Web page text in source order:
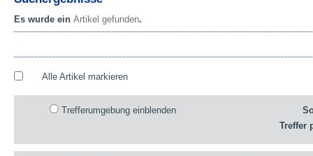
Es wurde ein Artikel gefunden.
Alle Artikel markieren
Trefferumgebung einblenden
Treffer